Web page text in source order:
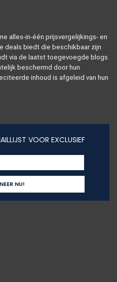
alles-in-één prijsvergelijkings- en
deals biedt die beschikbaar zijn
via de laatst toegevoegde blogs.
beschermd door hun
inhoud is afgeleid van hun
VOOR EXCLUSIEF